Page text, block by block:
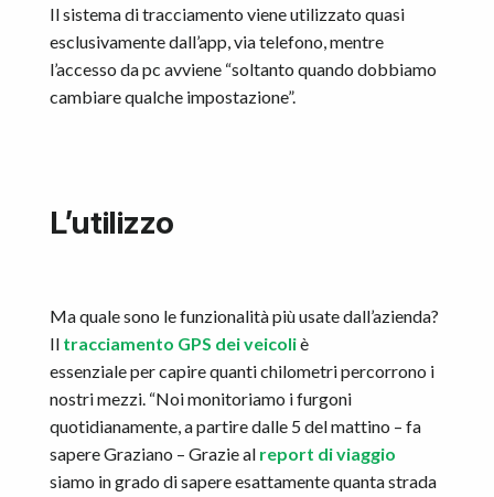
Il sistema di tracciamento viene utilizzato quasi
esclusivamente dall’app, via telefono, mentre
l’accesso da pc avviene “soltanto quando dobbiamo
cambiare qualche impostazione”.
L’utilizzo
Ma quale sono le funzionalità più usate dall’azienda?
Il tracciamento GPS dei veicoliè
essenziale per capire quanti chilometri percorrono i
nostri mezzi. “Noi monitoriamo i furgoni
quotidianamente, a partire dalle 5 del mattino – fa
sapere Graziano – Grazie al report di viaggio
siamo in grado di sapere esattamente quanta strada